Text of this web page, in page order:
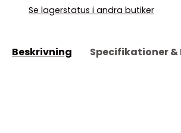
Se lagerstatus i andra butiker
Beskrivning Specifikationer &